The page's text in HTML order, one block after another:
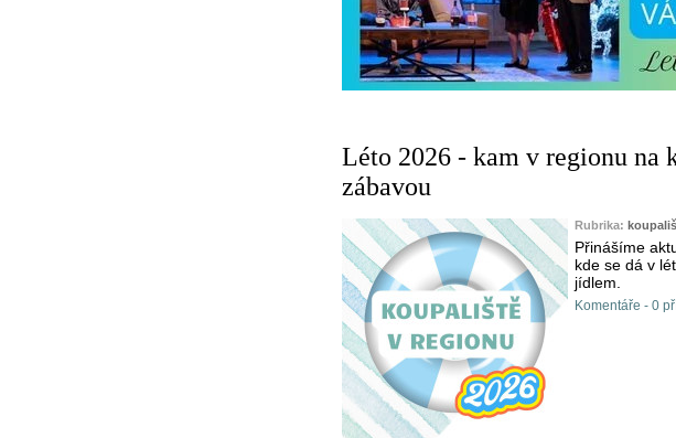
Léto 2026 - kam v regionu na
zábavou
Rubrika:
Přinášíme
kde se dá v
jídlem.
Komentáře - 0